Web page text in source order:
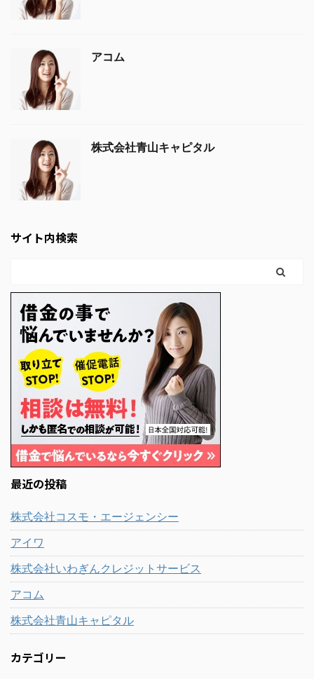
アコム
株式会社青山キャピタル
サイト内検索
最近の投稿
株式会社コスモ・エージェンシー
アイワ
株式会社いわぎんクレジットサービス
アコム
株式会社青山キャピタル
カテゴリー